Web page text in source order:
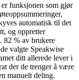
er funksjonen som gjør
automatisk til det
og oppretter
82 % av brukere
valgte Speakwise
ditt allerede lever i
der de trenger å være
manuelt deling.